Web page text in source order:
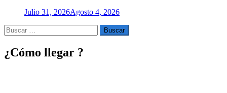
Julio 31, 2026Agosto 4, 2026
Buscar
por:
¿Cómo llegar ?